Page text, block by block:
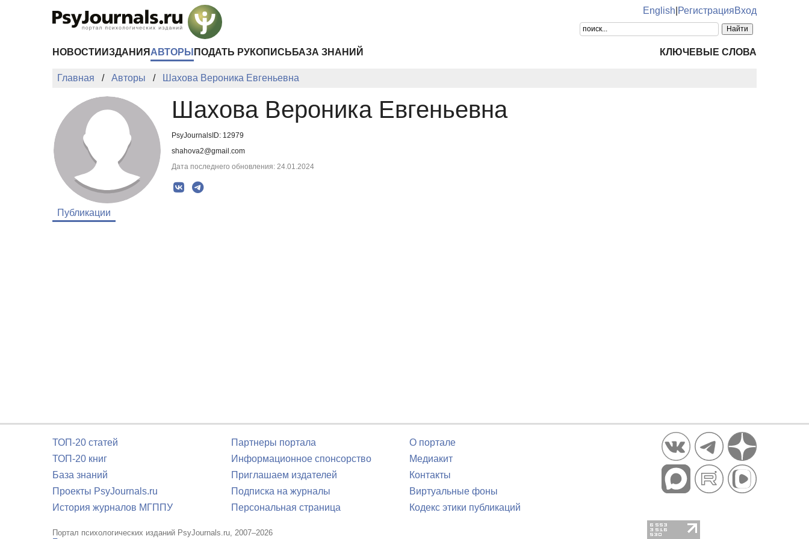
English РегистрацияВход
НОВОСТИ ИЗДАНИЯ АВТОРЫ ПОДАТЬ РУКОПИСЬ БАЗА ЗНАНИЙ КЛЮЧЕВЫЕ СЛОВА
Главная Авторы Шахова Вероника Евгеньевна
Шахова Вероника Евгеньевна
PsyJournalsID: 12979
shahova2@gmail.com
Дата последнего обновления: 24.01.2024
Публикации
ТОП-20 статей
ТОП-20 книг
База знаний
Проекты PsyJournals.ru
История журналов МГППУ
Партнеры портала
Информационное спонсорство
Приглашаем издателей
Подписка на журналы
Персональная страница
О портале
Медиакит
Контакты
Виртуальные фоны
Кодекс этики публикаций
Портал психологических изданий PsyJournals.ru, 2007–2026